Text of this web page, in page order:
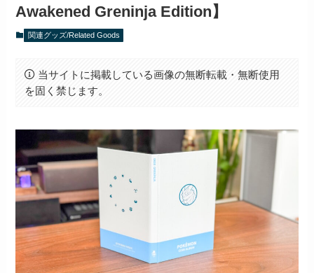
Awakened Greninja Edition】
関連グッズ/Related Goods
当サイトに掲載している画像の無断転載・無断使用
を固く禁じます。